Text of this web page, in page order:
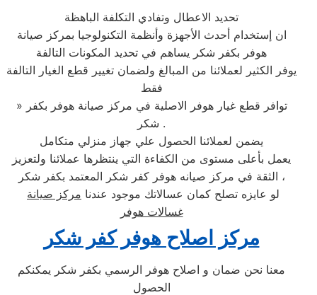
تحديد الاعطال وتفادي التكلفة الباهظة
ان إستخدام أحدث الأجهزة وأنظمة التكنولوجيا بمركز صيانة
هوفر بكفر شكر يساهم في تحديد المكونات التالفة
يوفر الكثير لعملائنا من المبالغ ولضمان تغيير قطع الغيار التالفة
فقط
» توافر قطع غيار هوفر الاصلية في مركز صيانة هوفر بكفر
شكر .
يضمن لعملائنا الحصول علي جهاز منزلي متكامل
يعمل بأعلى مستوى من الكفاءة التي ينتظرها عملائنا ولتعزيز
الثقة في مركز صيانه هوفر كفر شكر المعتمد بكفر شكر ،
لو عايزه تصلح كمان عسالاتك موجود عندنا مركز صيانة
غسالات هوفر
مركز اصلاح هوفر كفر شكر
معنا نحن ضمان و اصلاح هوفر الرسمي بكفر شكر يمكنكم
الحصول